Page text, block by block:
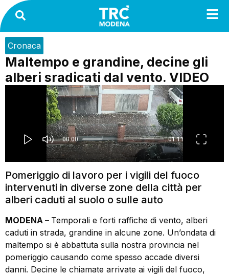
Cronaca
Maltempo e grandine, decine gli
alberi sradicati dal vento. VIDEO
Pomeriggio di lavoro per i vigili del fuoco
intervenuti in diverse zone della città per
alberi caduti al suolo o sulle auto
MODENA – Temporali e forti raffiche di vento, alberi
caduti in strada, grandine in alcune zone. Un’ondata di
maltempo si è abbattuta sulla nostra provincia nel
pomeriggio causando come spesso accade diversi
danni. Decine le chiamate arrivate ai vigili del fuoco,